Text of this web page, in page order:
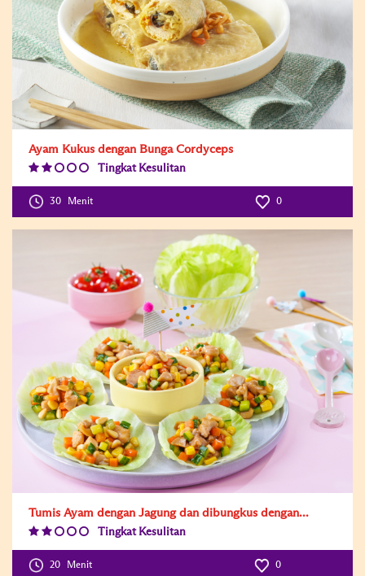
Ayam Kukus dengan Bunga Cordyceps
Tingkat Kesulitan
30 Menit 0
Tumis Ayam dengan Jagung dan dibungkus dengan...
Tingkat Kesulitan
Level:2
20 Menit 0